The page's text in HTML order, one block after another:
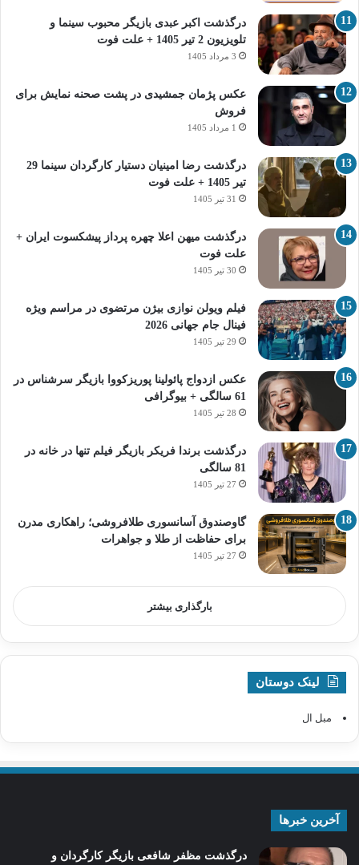
درگذشت اکبر عبدی بازیگر محبوب سینما و
تلویزیون 2 تیر 1405 + علت فوت
3 مرداد 1405
عکس پژمان جمشیدی در پشت صحنه نمایش برای
فروش
1 مرداد 1405
درگذشت رضا امینیان دستیار کارگردان سینما 29
تیر 1405 + علت فوت
31 تیر 1405
درگذشت میهن اعلا چهره پرداز پیشکسوت ایران +
علت فوت
30 تیر 1405
فیلم ویولن نوازی بیژن مرتضوی در مراسم ویژه
فینال جام جهانی 2026
29 تیر 1405
عکس ازدواج پائولینا پوریزکووا بازیگر سرشناس در
61 سالگی + بیوگرافی
28 تیر 1405
درگذشت برندا فریکر بازیگر فیلم تنها در خانه در
81 سالگی
27 تیر 1405
گاوصندوق آسانسوری طلافروشی؛ راهکاری مدرن
برای حفاظت از طلا و جواهرات
27 تیر 1405
بارگذاری بیشتر
لینک دوستان
مبل ال
آخرین خبرها
درگذشت مظفر شافعی بازیگر کارگردان و